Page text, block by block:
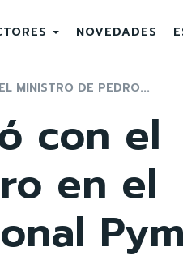
NOVEDADES
MINISTRO DE PEDRO...
con el
en el